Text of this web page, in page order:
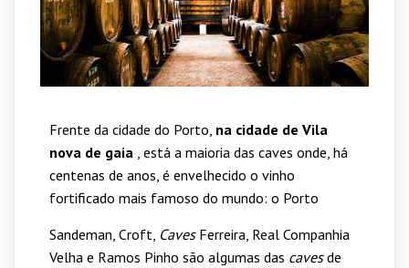
Frente da cidade do Porto, na cidade de Vila
nova de gaia, está a maioria das caves onde, há
centenas de anos, é envelhecido o vinho
fortificado mais famoso do mundo: o Porto
Sandeman, Croft, CavesFerreira, Real Companhia
Velha e Ramos Pinho são algumas das cavesde